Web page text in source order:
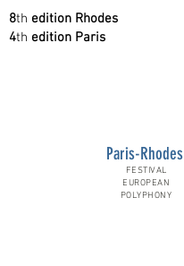
Paris-Rhodes
FESTIVAL
EUROPEAN
POLYPHONY
8th edition Rhodes
4th edition Paris